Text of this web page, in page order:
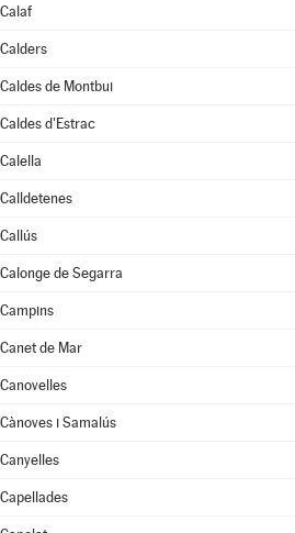
Calaf
Calders
Caldes de Montbui
Caldes d'Estrac
Calella
Calldetenes
Callús
Calonge de Segarra
Campins
Canet de Mar
Canovelles
Cànoves i Samalús
Canyelles
Capellades